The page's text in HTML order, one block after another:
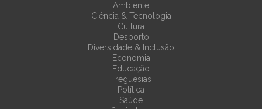
Ambiente
Ciência & Tecnologia
Cultura
Desporto
Diversidade & Inclusão
Economia
Educação
Freguesias
Política
Saúde